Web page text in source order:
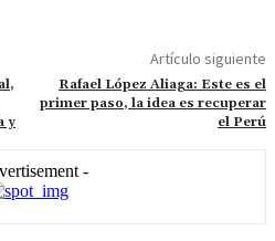
y
Artículo siguiente
Rafael López Aliaga: Este es el
primer paso, la idea es recuperar
el Perú
-